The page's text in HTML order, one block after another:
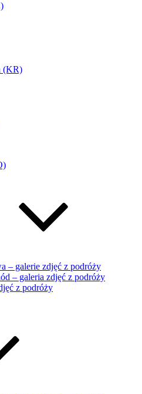
(KR)
– galerie zdjęć z podróży
– galeria zdjęć z podróży
z podróży